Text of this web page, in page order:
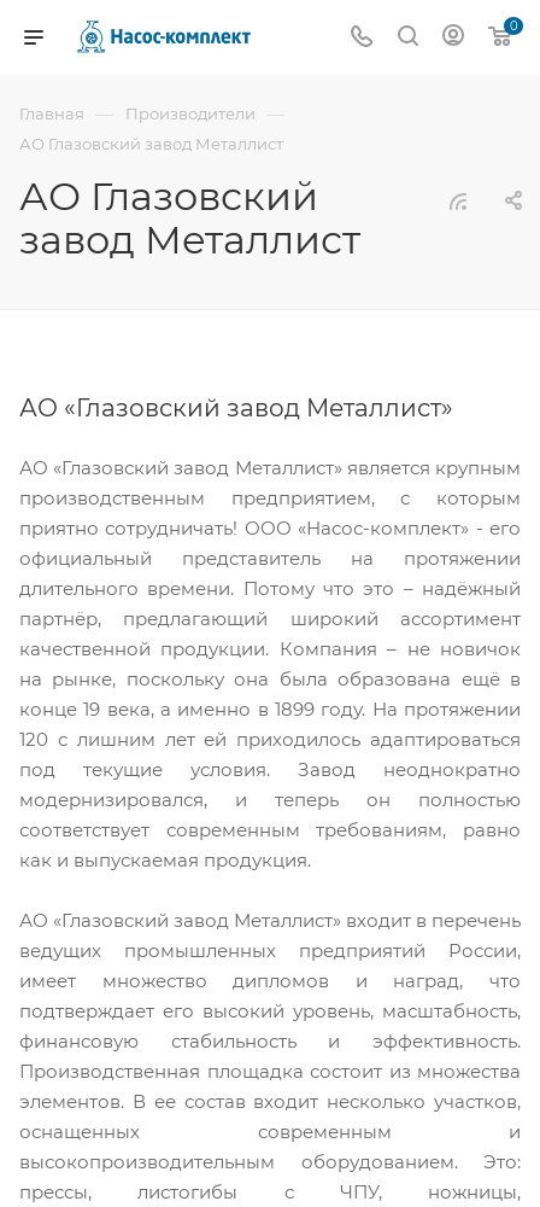
0
Главная — Производители —
АО Глазовский завод Металлист
АО Глазовский
завод Металлист
АО «Глазовский завод Металлист»
АО «Глазовский завод Металлист» является крупным
производственным предприятием, с которым
приятно сотрудничать! ООО «Насос-комплект» - его
официальный представитель на протяжении
длительного времени. Потому что это – надёжный
партнёр, предлагающий широкий ассортимент
качественной продукции. Компания – не новичок
на рынке, поскольку она была образована ещё в
конце 19 века, а именно в 1899 году. На протяжении
120 с лишним лет ей приходилось адаптироваться
под текущие условия. Завод неоднократно
модернизировался, и теперь он полностью
соответствует современным требованиям, равно
как и выпускаемая продукция.
АО «Глазовский завод Металлист» входит в перечень
ведущих промышленных предприятий России,
имеет множество дипломов и наград, что
подтверждает его высокий уровень, масштабность,
финансовую стабильность и эффективность.
Производственная площадка состоит из множества
элементов. В ее состав входит несколько участков,
оснащенных современным и
высокопроизводительным оборудованием. Это:
прессы, листогибы с ЧПУ, ножницы,